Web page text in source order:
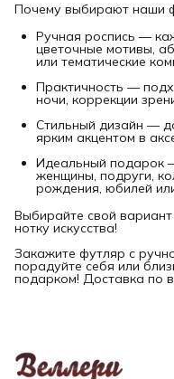
Почему выбирают наши
Ручная роспись —
цветочные мотивы,
или тематические
Практичность —
ночи, коррекции
Стильный дизайн —
ярким акцентом в
Идеальный подарок
женщины, подруги,
рождения, юбилей
Выбирайте свой
нотку искусства!
Закажите футляр с
порадуйте себя или
подарком! Доставка по